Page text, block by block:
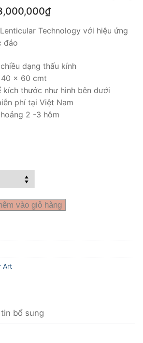
₫
Lenticular Technology với hiệu ứng
đáo
dạng thấu kính
x 60 cmt
kích thước như hình bên dưới
phí tại Việt Nam
2 -3 hôm
vào giỏ hàng
Art
bổ sung